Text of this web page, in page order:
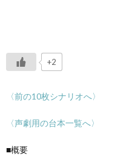
+2
〈前の10枚シナリオへ〉
〈声劇用の台本一覧へ〉
■概要